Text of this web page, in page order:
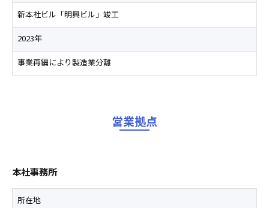
新本社ビル「明興ビル」竣工
2023年
事業再編により製造業分離
営業拠点
本社事務所
所在地